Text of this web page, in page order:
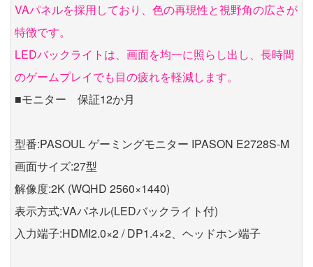
VAパネルを採用しており、色の再現性と視野角の広さが
特徴です。
LEDバックライトは、画面を均一に照らし出し、長時間
のゲームプレイでも目の疲れを軽減します。
■モニター 保証12か月
型番:PASOUL ゲーミングモニター IPASON E2728S-M
画面サイズ:27型
解像度:2K (WQHD 2560×1440)
表示方式:VAパネル(LEDバックライト付)
入力端子:HDMI2.0×2 / DP1.4×2、ヘッドホン端子